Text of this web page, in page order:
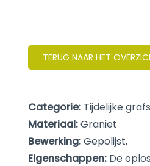
TERUG NAAR HET
Categorie: Tijdelijke
Materiaal:Graniet
Bewerking:Gepolijst,
Eigenschappen: De